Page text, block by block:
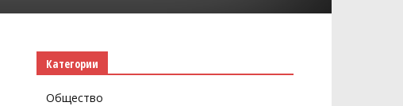
Категории
Общество